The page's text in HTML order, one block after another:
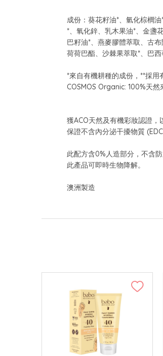
成份：葵花籽油*、氫化棕櫚
*、氧化鋅、乳木果油*、金盞
巴籽油*、燕麥膠體萃取、古
荷荷巴酯、沙棘果萃取*、巴西
*來自有機耕種的成份，**採用
COSMOS Organic: 100%天然
獲ACO天然及有機彩妝認證
保證不含內分泌干擾物質
此配方含0%人造部分，不含
此產品可即時生物降解。
澳洲製造